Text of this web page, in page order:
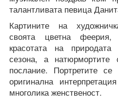
талантливата певица
Картините на
своята цветна феерия,
красотата на
сезона, а натюрмортите
послание. Портретите
оригинална
многолика женственост.